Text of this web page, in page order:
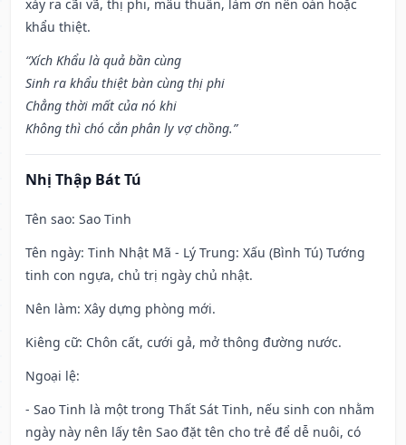
xảy ra cãi vã, thị phi, mâu thuẫn, làm ơn nên oán hoặc
khẩu thiệt.
“Xích Khẩu là quả bần cùng
Sinh ra khẩu thiệt bàn cùng thị phi
Chẳng thời mất của nó khi
Không thì chó cắn phân ly vợ chồng.”
Nhị Thập Bát Tú
Tên sao: Sao Tinh
Tên ngày: Tinh Nhật Mã - Lý Trung: Xấu (Bình Tú) Tướng
tinh con ngựa, chủ trị ngày chủ nhật.
Nên làm: Xây dựng phòng mới.
Kiêng cữ: Chôn cất, cưới gả, mở thông đường nước.
Ngoại lệ:
- Sao Tinh là một trong Thất Sát Tinh, nếu sinh con nhằm
ngày này nên lấy tên Sao đặt tên cho trẻ để dễ nuôi, có